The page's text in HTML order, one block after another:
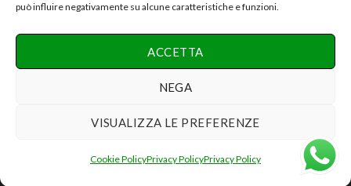
può influire negativamente su alcune caratteristiche e funzioni.
ACCETTA
NEGA
VISUALIZZA LE PREFERENZE
Cookie PolicyPrivacy PolicyPrivacy Policy
Copyright 2026 ©Cuore Verde Natura srls Tutti i diritti
riservati
Realizzazione Networx Internet Solutions PHOTO-VIDEO &
DESIGN by Danilo P.